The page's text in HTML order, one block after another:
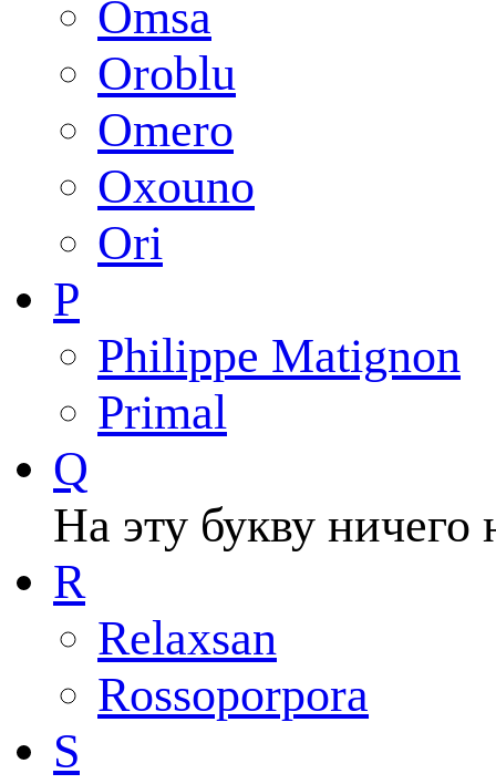
Omsa
Oroblu
Omero
Oxouno
Ori
P
Philippe Matignon
Primal
Q
На эту букву ничего
R
Relaxsan
Rossoporpora
S